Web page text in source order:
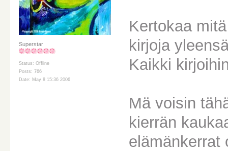
Superstar
Status: Offline
Posts: 766
Date: May 8 15:36 2006
Kertokaa
kirjoja
Kaikki
Mä voisin
kierrän
elämänkerrat